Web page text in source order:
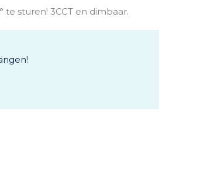
sturen! 3CCT en dimbaar.